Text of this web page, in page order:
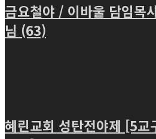
금요철야 / 이바울 담임목
님 (63)
혜린교회 성탄전야제 [5교